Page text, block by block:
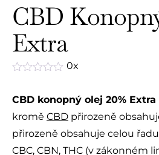
CBD
Extra
z
0x
CBD konopný olej 20% Extra
kromě CBD přirozeně
přirozeně obsahuje celou
CBC, CBN, THC (v zákonném